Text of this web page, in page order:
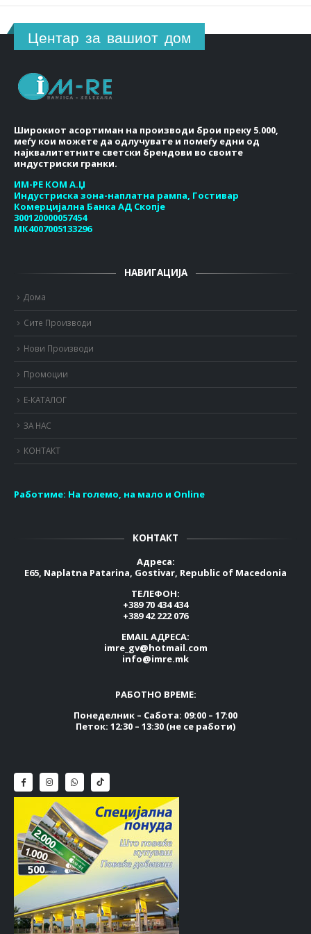
Центар за вашиот дом
Широкиот асортиман на производи брои преку 5.000,
меѓу кои можете да одлучувате и помеѓу едни од
најквалитетните светски брендови во своите
индустриски гранки.
ИМ-РЕ КОМ А.Џ
Индустриска зона-наплатна рампа, Гостивар
Комерцијална Банка АД Скопје
300120000057454
МК4007005133296
НАВИГАЦИЈА
Дома
Сите Производи
Нови Производи
Промоции
Е-КАТАЛОГ
ЗА НАС
КОНТАКТ
Работиме: На големо, на мало и Online
КОНТАКТ
Адреса:
E65, Naplatna Patarina, Gostivar, Republic of Macedonia
ТЕЛЕФОН:
+389 70 434 434
+389 42 222 076
EMAIL АДРЕСА:
imre_gv@hotmail.com
info@imre.mk
РАБОТНО ВРЕМЕ:
Понеделник – Сабота: 09:00 – 17:00
Петок: 12:30 – 13:30 (не се работи)